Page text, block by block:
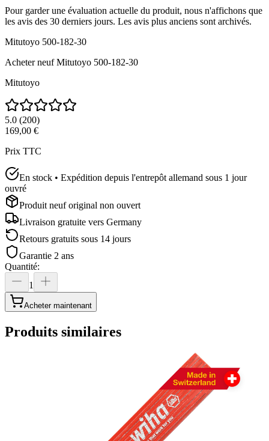
Pour garder une évaluation actuelle du produit, nous n'affichons que
les avis des 30 derniers jours. Les avis plus anciens sont archivés.
Mitutoyo 500-182-30
Acheter neuf Mitutoyo 500-182-30
Mitutoyo
5.0 (200)
169,00 €
Prix TTC
En stock • Expédition depuis l'entrepôt allemand sous 1 jour
ouvré
Produit neuf original non ouvert
Livraison gratuite vers Germany
Retours gratuits sous 14 jours
Garantie 2 ans
Quantité:
1
Acheter maintenant
Produits similaires